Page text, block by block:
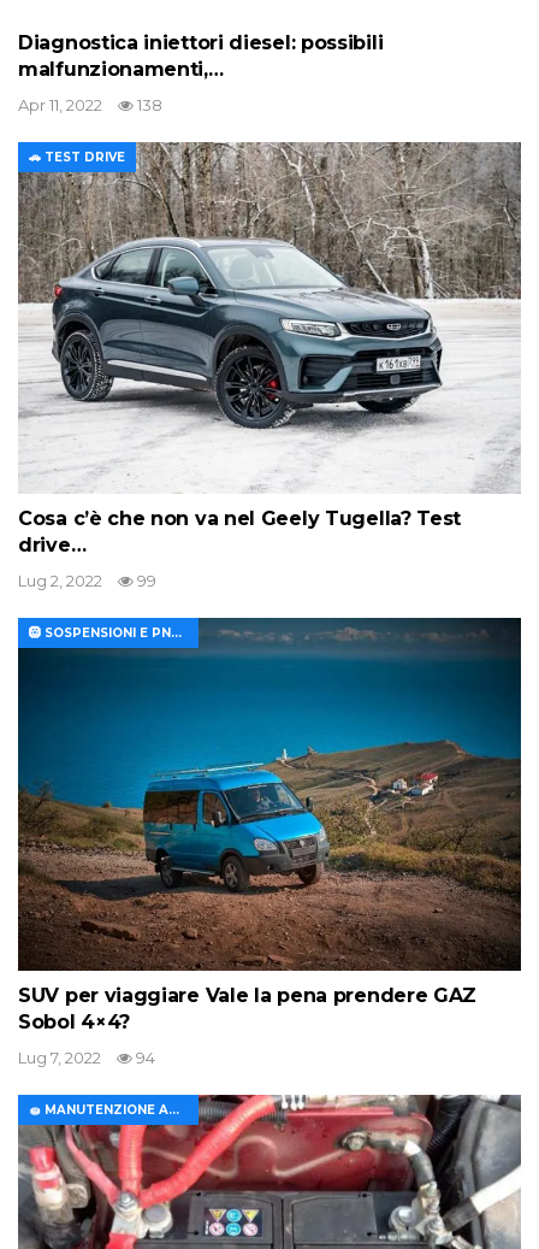
Diagnostica iniettori diesel: possibili
malfunzionamenti,…
Apr 11, 2022 138
🚗 TEST DRIVE
Cosa c’è che non va nel Geely Tugella? Test
drive…
Lug 2, 2022 99
🛞 SOSPENSIONI E PNEUMATICI
SUV per viaggiare Vale la pena prendere GAZ
Sobol 4×4?
Lug 7, 2022 94
🧽 MANUTENZIONE AUTO